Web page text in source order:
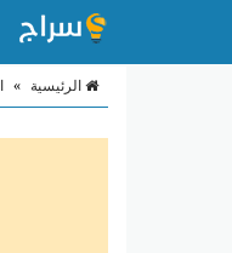
الرئيسية »